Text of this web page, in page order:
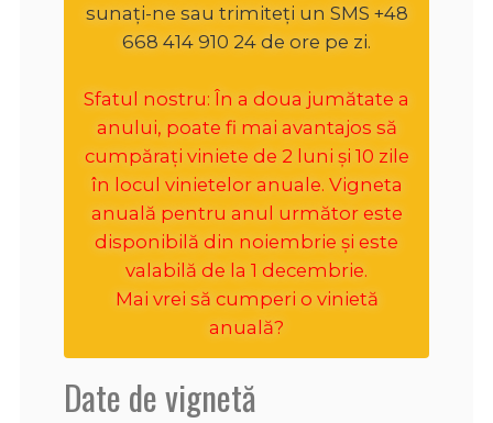
sunați-ne sau trimiteți un SMS +48
668 414 910 24 de ore pe zi.
Sfatul nostru: În a doua jumătate a
anului, poate fi mai avantajos să
cumpărați viniete de 2 luni și 10 zile
în locul vinietelor anuale. Vigneta
anuală pentru anul următor este
disponibilă din noiembrie și este
valabilă de la 1 decembrie.
Mai vrei să cumperi o vinietă
anuală?
Date de vignetă